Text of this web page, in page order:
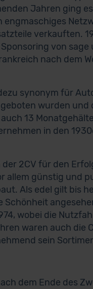
Jahren ging
verkauften.
von
nach dem
synonym für
wurden und
13
in den
der 2CV für den
allem günstig und
Als edel gilt bis
wobei die
waren auch die
sein
dem Ende des